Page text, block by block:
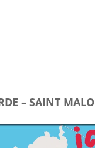
– SAINT MALO